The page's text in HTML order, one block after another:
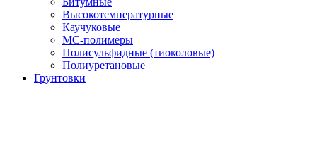
Высокотемпературные
Каучуковые
МС-полимеры
Полисульфидные (тиоколовые)
Полиуретановые
Грунтовки